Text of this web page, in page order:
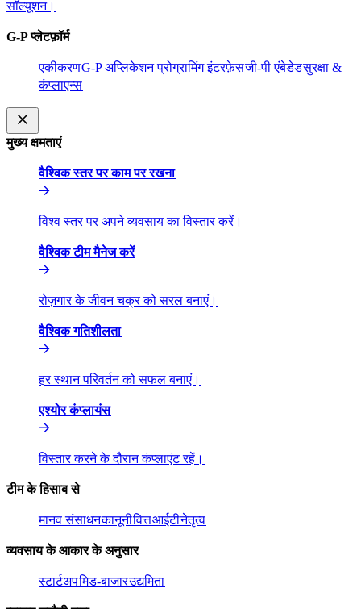
सॉल्यूशन।​​
G-P प्लेटफ़ॉर्म​​
एकीकरण​​G-P अप्लिकेशन प्रोग्रामिंग इंटरफ़ेस​​जी-पी एंबेडेड​​सुरक्षा &
कंप्लाएन्स​​
मुख्य क्षमताएं​​
वैश्विक स्तर पर काम पर रखना​​
विश्व स्तर पर अपने व्यवसाय का विस्तार करें।​​
वैश्विक टीम मैनेज करें​​
रोज़गार के जीवन चक्र को सरल बनाएं।​​
वैश्विक गतिशीलता​​
हर स्थान परिवर्तन को सफल बनाएं।​​
एश्योर कंप्लायंस​​
विस्तार करने के दौरान कंप्लाएंट रहें।​​
टीम के हिसाब से​​
मानव संसाधन​​कानूनी​​वित्त​​आईटी​​नेतृत्व​​
व्यवसाय के आकार के अनुसार​​
स्टार्टअप​​मिड-बाजार​​उद्यमिता​​